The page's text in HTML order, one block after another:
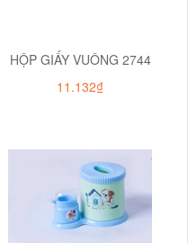
HỘP GIẤY VUÔNG 2744
11.132₫